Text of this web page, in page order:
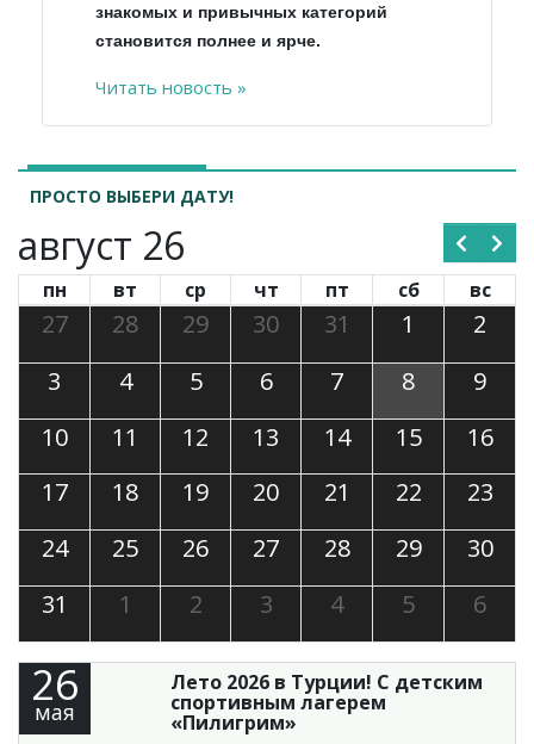
знакомых и привычных категорий
становится полнее и ярче.
Читать новость »
ПРОСТО ВЫБЕРИ ДАТУ!
август 26
пн вт ср чт пт сб вс
27 28 29 30 31 1
2
3
4 5 6 7 8
9
10
11 12 13 14 15
16
17
18 19 20 21 22
23
24
25 26 27 28 29
30
31
1 2 3 4 5 6
26
мая
Лето 2026 в Турции! С детским
спортивным лагерем
«Пилигрим»